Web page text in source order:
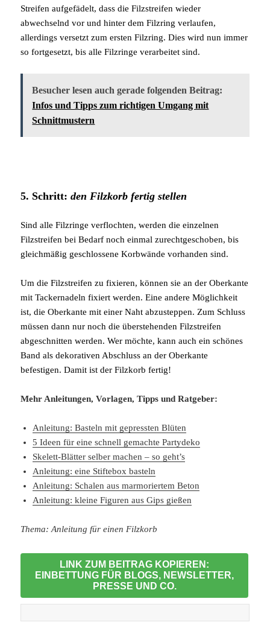
Streifen aufgefädelt, dass die Filzstreifen wieder
abwechselnd vor und hinter dem Filzring verlaufen,
allerdings versetzt zum ersten Filzring. Dies wird nun immer
so fortgesetzt, bis alle Filzringe verarbeitet sind.
Besucher lesen auch gerade folgenden Beitrag:
Infos und Tipps zum richtigen Umgang mit
Schnittmustern
5. Schritt:den Filzkorb fertig stellen
Sind alle Filzringe verflochten, werden die einzelnen
Filzstreifen bei Bedarf noch einmal zurechtgeschoben, bis
gleichmäßig geschlossene Korbwände vorhanden sind.
Um die Filzstreifen zu fixieren, können sie an der Oberkante
mit Tackernadeln fixiert werden. Eine andere Möglichkeit
ist, die Oberkante mit einer Naht abzusteppen. Zum Schluss
müssen dann nur noch die überstehenden Filzstreifen
abgeschnitten werden. Wer möchte, kann auch ein schönes
Band als dekorativen Abschluss an der Oberkante
befestigen. Damit ist der Filzkorb fertig!
Mehr Anleitungen, Vorlagen, Tipps und Ratgeber:
Anleitung: Basteln mit gepressten Blüten
5 Ideen für eine schnell gemachte Partydeko
Skelett-Blätter selber machen – so geht’s
Anleitung: eine Stiftebox basteln
Anleitung: Schalen aus marmoriertem Beton
Anleitung: kleine Figuren aus Gips gießen
Thema: Anleitung für einen Filzkorb
LINK ZUM BEITRAG KOPIEREN:
EINBETTUNG FÜR BLOGS, NEWSLETTER,
PRESSE UND CO.